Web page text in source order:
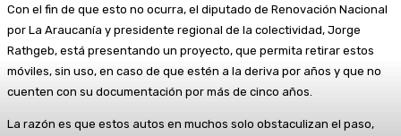
Con el fin de que esto no ocurra, el diputado de Renovación Nacional
por La Araucanía y presidente regional de la colectividad, Jorge
Rathgeb, está presentando un proyecto, que permita retirar estos
móviles, sin uso, en caso de que estén a la deriva por años y que no
cuenten con su documentación por más de cinco años.
La razón es que estos autos en muchos solo obstaculizan el paso,